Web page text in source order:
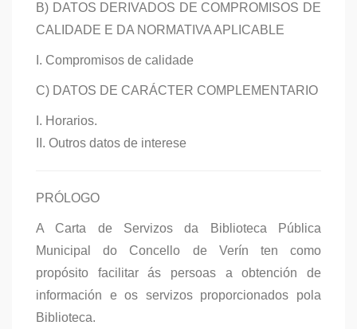
B) DATOS DERIVADOS DE COMPROMISOS DE
CALIDADE E DA NORMATIVA APLICABLE
I. Compromisos de calidade
C) DATOS DE CARÁCTER COMPLEMENTARIO
I. Horarios.
II. Outros datos de interese
PRÓLOGO
A Carta de Servizos da Biblioteca Pública
Municipal do Concello de Verín ten como
propósito facilitar ás persoas a obtención de
información e os servizos proporcionados pola
Biblioteca.